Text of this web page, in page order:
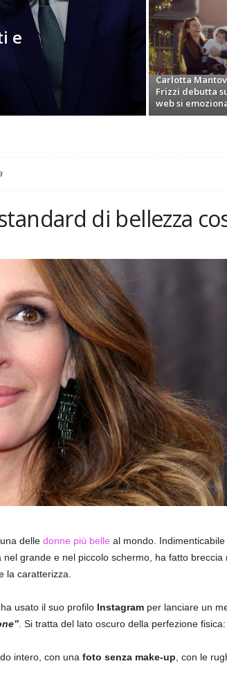
e
Carlotta
Frizzi debutta
web si
di bellezza
delle donne più belle al mondo. Indimenticabile
nel grande e nel piccolo schermo, ha fatto
la caratterizza.
usato il suo profilo Instagramper lanciare un
. Si tratta del lato oscuro della perfezione fisica:
intero, con una foto senza make-up , con le